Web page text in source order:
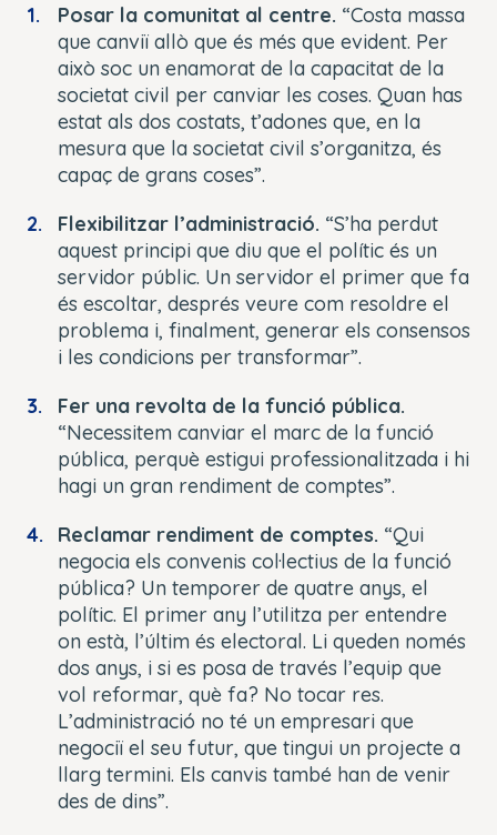
Posar la comunitat al centre. “Costa massa
que canviï allò que és més que evident. Per
això soc un enamorat de la capacitat de la
societat civil per canviar les coses. Quan has
estat als dos costats, t’adones que, en la
mesura que la societat civil s’organitza, és
capaç de grans coses”.
Flexibilitzar l’administració. “S’ha perdut
aquest principi que diu que el polític és un
servidor públic. Un servidor el primer que fa
és escoltar, després veure com resoldre el
problema i, finalment, generar els consensos
i les condicions per transformar”.
Fer una revolta de la funció pública.
“Necessitem canviar el marc de la funció
pública, perquè estigui professionalitzada i hi
hagi un gran rendiment de comptes”.
Reclamar rendiment de comptes. “Qui
negocia els convenis col·lectius de la funció
pública? Un temporer de quatre anys, el
polític. El primer any l’utilitza per entendre
on està, l’últim és electoral. Li queden només
dos anys, i si es posa de través l’equip que
vol reformar, què fa? No tocar res.
L’administració no té un empresari que
negociï el seu futur, que tingui un projecte a
llarg termini. Els canvis també han de venir
des de dins”.